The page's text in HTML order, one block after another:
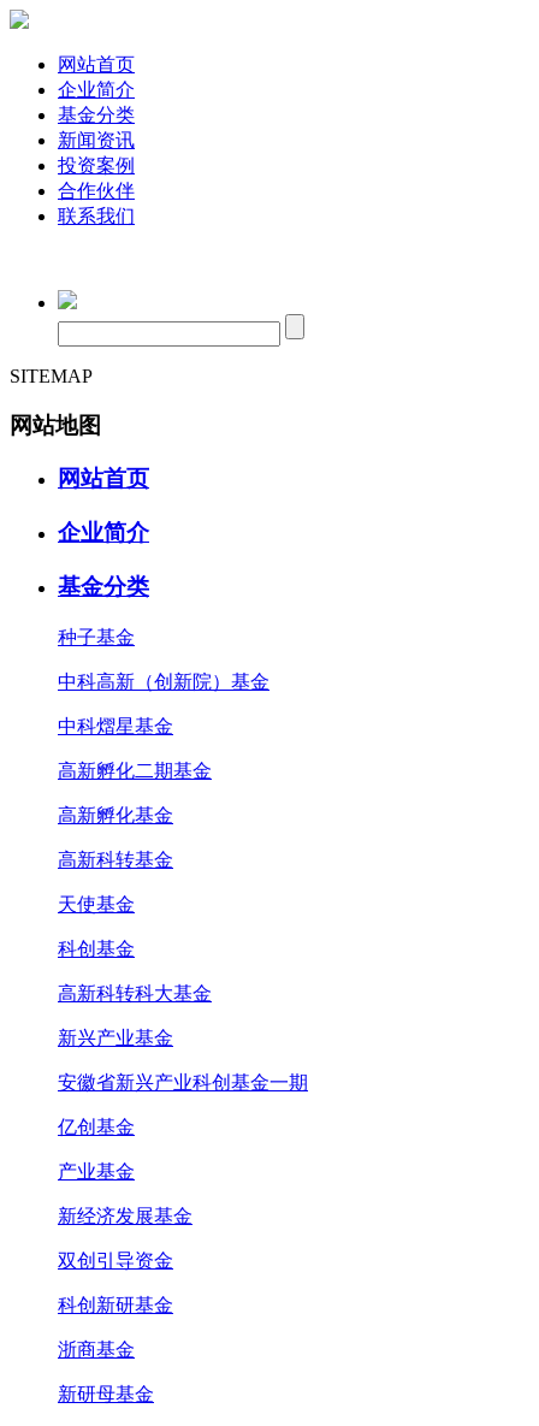
网站首页
企业简介
基金分类
新闻资讯
投资案例
合作伙伴
联系我们
SITEMAP
网站地图
网站首页
企业简介
基金分类
种子基金
中科高新（创新院）基金
中科熠星基金
高新孵化二期基金
高新孵化基金
高新科转基金
天使基金
科创基金
高新科转科大基金
新兴产业基金
安徽省新兴产业科创基金一期
亿创基金
产业基金
新经济发展基金
双创引导资金
科创新研基金
浙商基金
新研母基金